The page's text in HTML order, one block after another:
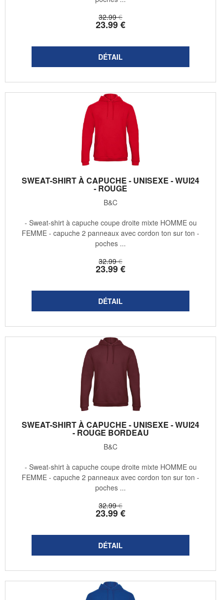
32.99 €
23.99€
SWEAT-SHIRT À CAPUCHE - UNISEXE - WUI24
- ROUGE
B&C
32.99 €
23.99€
- Sweat-shirt à capuche coupe droite mixte HOMME ou
FEMME - capuche 2 panneaux avec cordon ton sur ton -
poches ...
SWEAT-SHIRT À CAPUCHE - UNISEXE - WUI24
- ROUGE BORDEAU
B&C
32.99 €
23.99€
- Sweat-shirt à capuche coupe droite mixte HOMME ou
FEMME - capuche 2 panneaux avec cordon ton sur ton -
poches ...